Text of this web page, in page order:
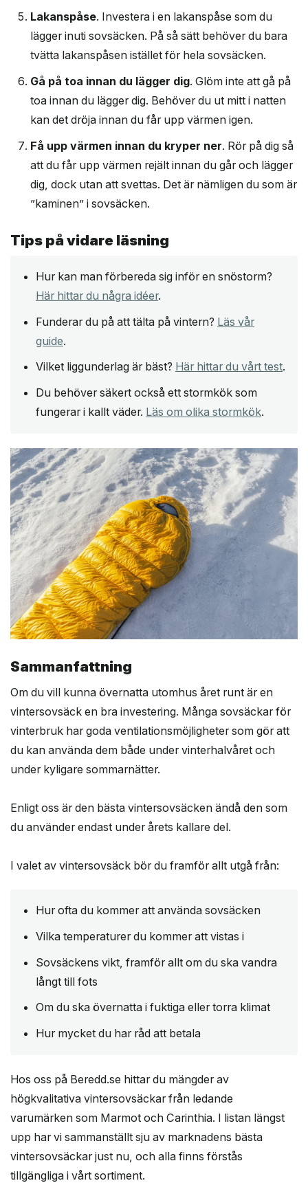
Lakanspåse. Investera i en lakanspåse som du
lägger inuti sovsäcken. På så sätt behöver du bara
tvätta lakanspåsen istället för hela sovsäcken.
Gå på toa innan du lägger dig. Glöm inte att gå på
toa innan du lägger dig. Behöver du ut mitt i natten
kan det dröja innan du får upp värmen igen.
Få upp värmen innan du kryper ner. Rör på dig så
att du får upp värmen rejält innan du går och lägger
dig, dock utan att svettas. Det är nämligen du som är
”kaminen” i sovsäcken.
Tips på vidare läsning
Hur kan man förbereda sig inför en snöstorm?
Här hittar du några idéer.
Funderar du på att tälta på vintern? Läs vår
guide.
Vilket liggunderlag är bäst? Här hittar du vårt test.
Du behöver säkert också ett stormkök som
fungerar i kallt väder. Läs om olika stormkök.
Sammanfattning
Om du vill kunna övernatta utomhus året runt är en
vintersovsäck en bra investering. Många sovsäckar för
vinterbruk har goda ventilationsmöjligheter som gör att
du kan använda dem både under vinterhalvåret och
under kyligare sommarnätter.
Enligt oss är den bästa vintersovsäcken ändå den som
du använder endast under årets kallare del.
I valet av vintersovsäck bör du framför allt utgå från:
Hur ofta du kommer att använda sovsäcken
Vilka temperaturer du kommer att vistas i
Sovsäckens vikt, framför allt om du ska vandra
långt till fots
Om du ska övernatta i fuktiga eller torra klimat
Hur mycket du har råd att betala
Hos oss på Beredd.se hittar du mängder av
högkvalitativa vintersovsäckar från ledande
varumärken som Marmot och Carinthia. I listan längst
upp har vi sammanställt sju av marknadens bästa
vintersovsäckar just nu, och alla finns förstås
tillgängliga i vårt sortiment.